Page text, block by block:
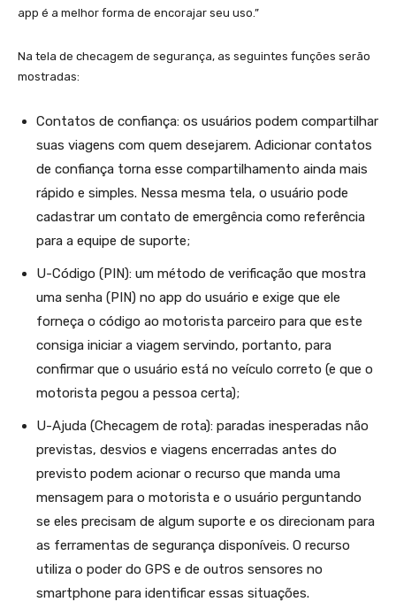
app é a melhor forma de encorajar seu uso.”
Na tela de checagem de segurança, as seguintes funções serão
mostradas:
Contatos de confiança: os usuários podem compartilhar
suas viagens com quem desejarem. Adicionar contatos
de confiança torna esse compartilhamento ainda mais
rápido e simples. Nessa mesma tela, o usuário pode
cadastrar um contato de emergência como referência
para a equipe de suporte;
U-Código (PIN): um método de verificação que mostra
uma senha (PIN) no app do usuário e exige que ele
forneça o código ao motorista parceiro para que este
consiga iniciar a viagem servindo, portanto, para
confirmar que o usuário está no veículo correto (e que o
motorista pegou a pessoa certa);
U-Ajuda (Checagem de rota): paradas inesperadas não
previstas, desvios e viagens encerradas antes do
previsto podem acionar o recurso que manda uma
mensagem para o motorista e o usuário perguntando
se eles precisam de algum suporte e os direcionam para
as ferramentas de segurança disponíveis. O recurso
utiliza o poder do GPS e de outros sensores no
smartphone para identificar essas situações.